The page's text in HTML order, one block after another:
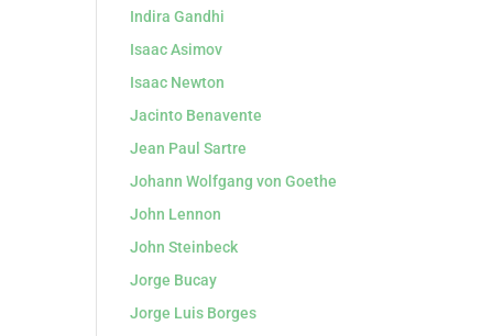
Indira Gandhi
Isaac Asimov
Isaac Newton
Jacinto Benavente
Jean Paul Sartre
Johann Wolfgang von Goethe
John Lennon
John Steinbeck
Jorge Bucay
Jorge Luis Borges